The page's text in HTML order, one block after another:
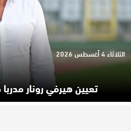
تعيين هيرفي رونار
الثلاثاء 4 أغسطس 2026